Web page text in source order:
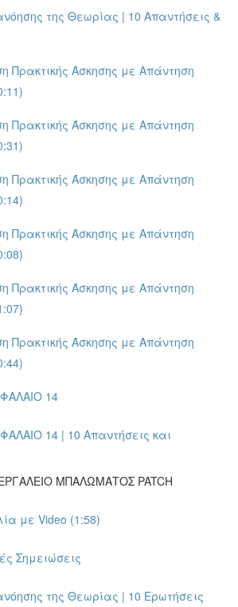
της Θεωρίας | 10 Απαντήσεις &
Πρακτικής Άσκησης με Απάντηση
Πρακτικής Άσκησης με Απάντηση
Πρακτικής Άσκησης με Απάντηση
Πρακτικής Άσκησης με Απάντηση
Πρακτικής Άσκησης με Απάντηση
Πρακτικής Άσκησης με Απάντηση
14
14 | 10 Απαντήσεις και
ΜΠΑΛΩΜΑΤΟΣ PATCH
με Video (1:58)
Σημειώσεις
της Θεωρίας | 10 Ερωτήσεις